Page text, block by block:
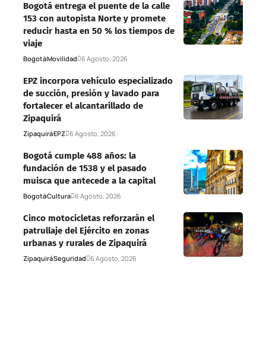
Bogotá entrega el puente de la calle
153 con autopista Norte y promete
reducir hasta en 50 % los tiempos de
viaje
BogotáMovilidad 6 Agosto, 2026
EPZ incorpora vehículo especializado
de succión, presión y lavado para
fortalecer el alcantarillado de
Zipaquirá
ZipaquiráEPZ 6 Agosto, 2026
Bogotá cumple 488 años: la
fundación de 1538 y el pasado
muisca que antecede a la capital
BogotáCultura 6 Agosto, 2026
Cinco motocicletas reforzarán el
patrullaje del Ejército en zonas
urbanas y rurales de Zipaquirá
ZipaquiráSeguridad 6 Agosto, 2026